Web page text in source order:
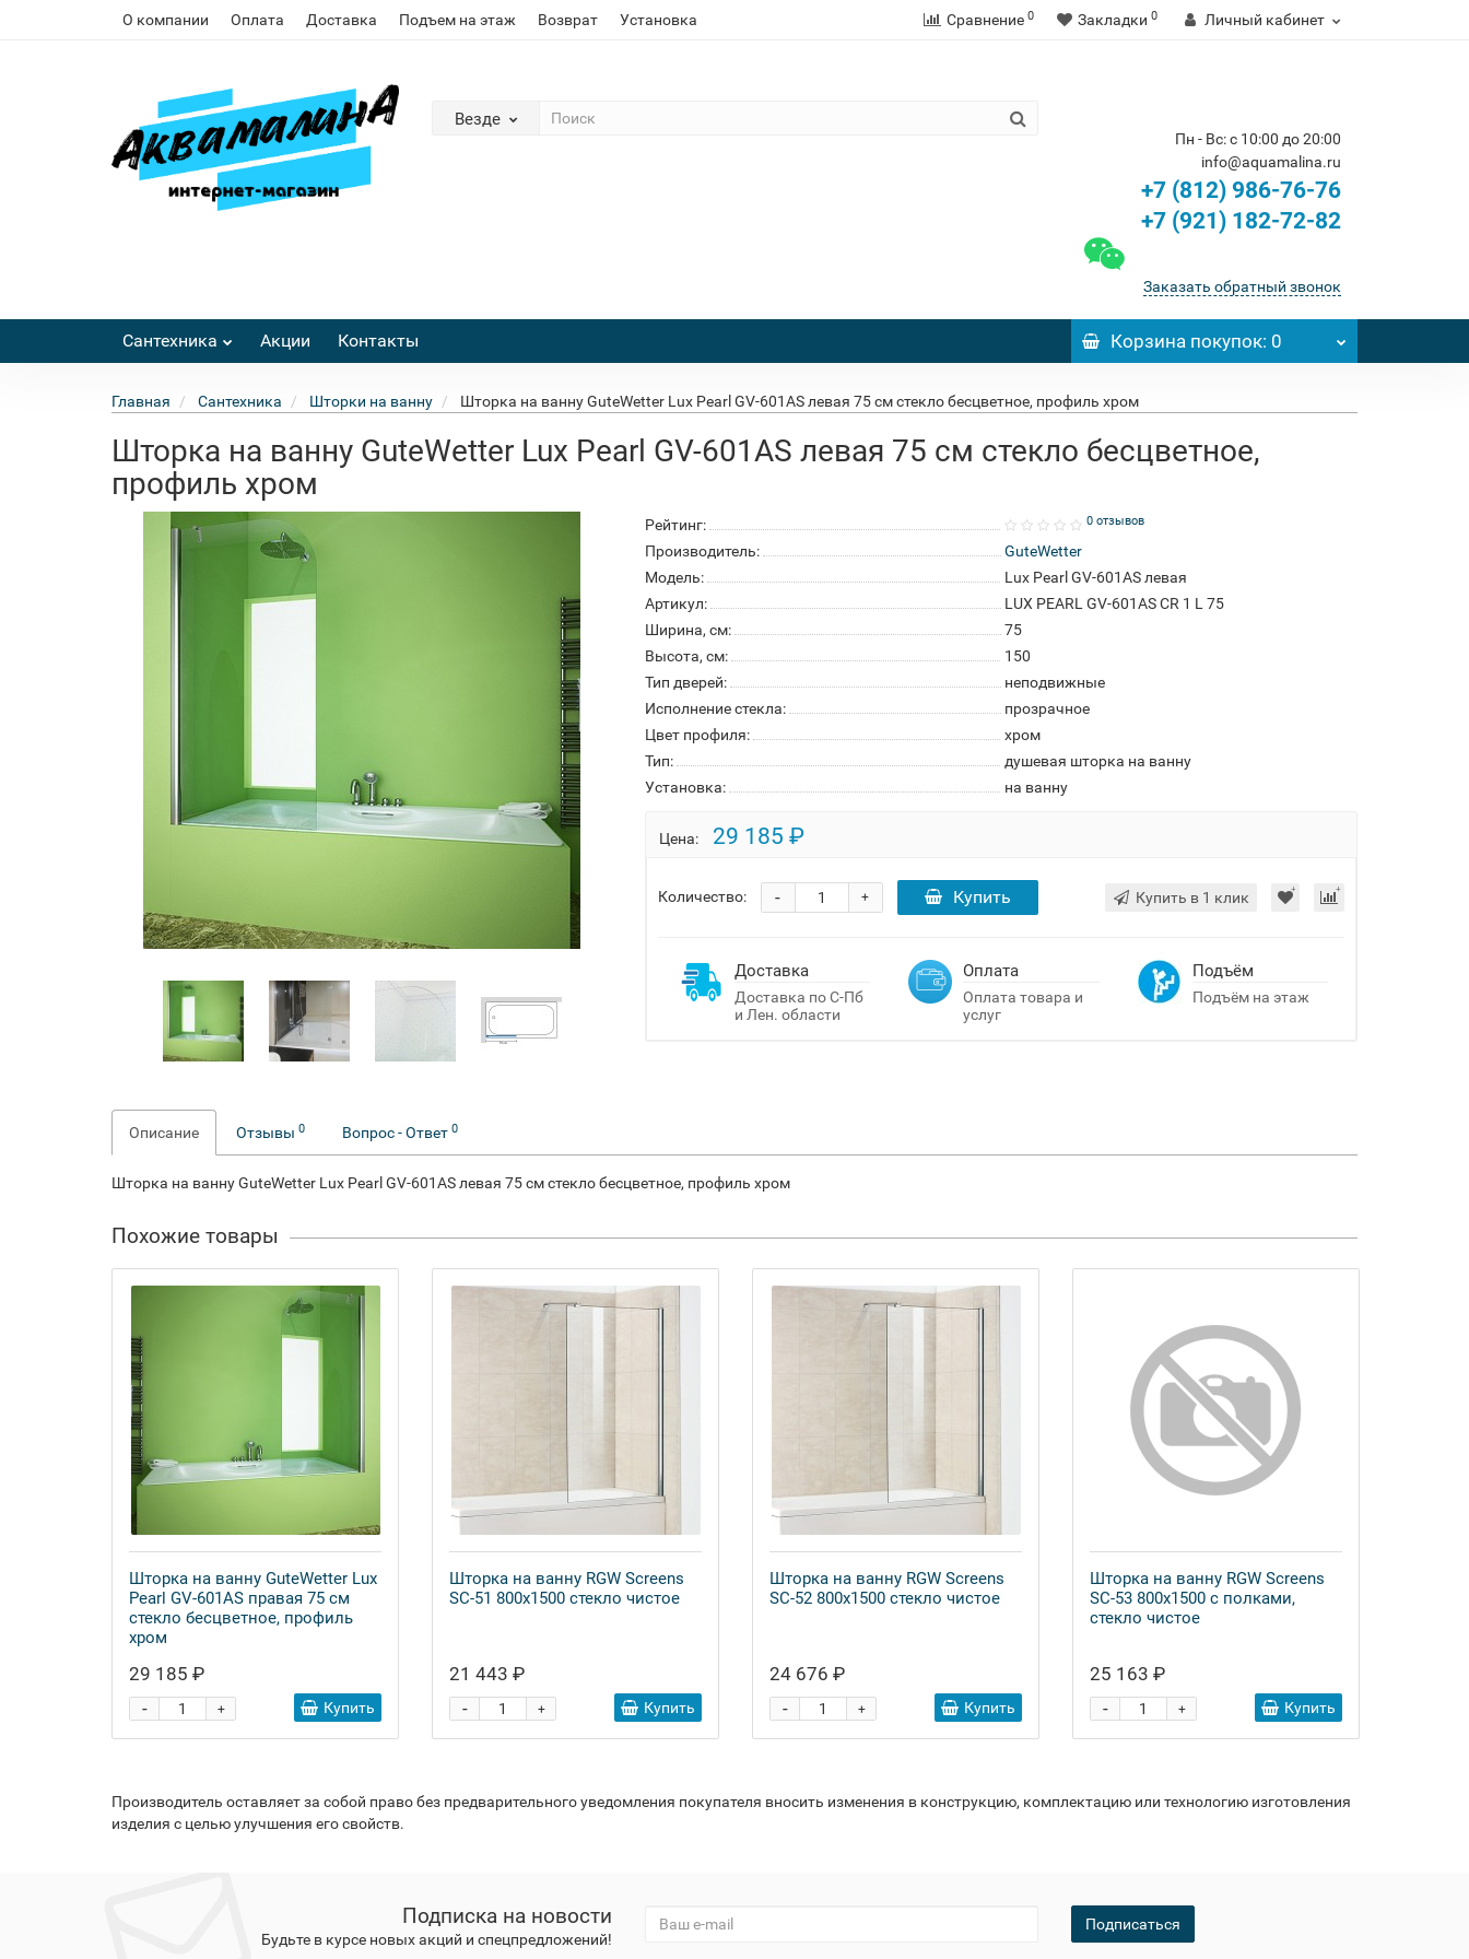
О компании Оплата Доставка Подъем на этаж Возврат Установка Сравнение 0 Закладки 0 Личный кабинет
Везде
Пн - Вс: с 10:00 до 20:00
info@aquamalina.ru
+7 (812) 986-76-76
+7 (921) 182-72-82
Заказать обратный звонок
Сантехника Акции Контакты Корзинапокупок: 0
Главная Сантехника Шторки на ванну Шторка на ванну GuteWetter Lux Pearl GV-601AS левая 75 см стекло бесцветное, профиль хром
Шторка на ванну GuteWetter Lux Pearl GV-601AS левая 75 см стекло бесцветное,
профиль хром
Рейтинг: 0 отзывов
Производитель:
GuteWetter
Модель:
Lux Pearl GV-601AS левая
Артикул:
LUX PEARL GV-601AS CR 1 L 75
Ширина, см:
75
Высота, см:
150
Тип дверей:
неподвижные
Исполнение стекла:
прозрачное
Цвет профиля:
хром
Тип:
душевая шторка на ванну
Установка:
на ванну
Цена: 29 185 ₽
Количество: +
- Купить Купить в 1 клик
Доставка
Доставка по С-Пб
и Лен. области
Оплата
Оплата товара и
услуг
Подъём
Подъём на этаж
Описание Отзывы 0 Вопрос - Ответ 0
Шторка на ванну GuteWetter Lux Pearl GV-601AS левая 75 см стекло бесцветное, профиль хром
Похожие товары
Шторка на ванну GuteWetter Lux
Pearl GV-601AS правая 75 см
стекло бесцветное, профиль
хром
29 185 ₽
+
- Купить
Шторка на ванну RGW Screens
SC-51 800x1500 стекло чистое
21 443 ₽
+
- Купить
Шторка на ванну RGW Screens
SC-52 800x1500 стекло чистое
24 676 ₽
+
- Купить
Шторка на ванну RGW Screens
SC-53 800x1500 с полками,
стекло чистое
25 163 ₽
+
- Купить
Производитель оставляет за собой право без предварительного уведомления покупателя вносить изменения в конструкцию, комплектацию или технологию изготовления
изделия с целью улучшения его свойств.
Подписка на новости
Будьте в курсе новых акций и спецпредложений!
Подписаться